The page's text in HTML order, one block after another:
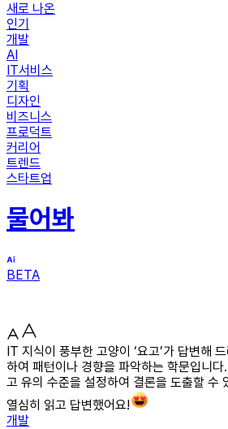
새로 나온
인기
개발
AI
IT서비스
기획
디자인
비즈니스
프로덕트
커리어
트렌드
스타트업
물어봐
BETA
IT 지식이 풍부한 고양이 ‘요고’가 답변해
하여 패턴이나 경향을 파악하는 학문입니
고 유의 수준을 설정하여 결론을 도출할 수
열심히 읽고 답변했어요!
개발